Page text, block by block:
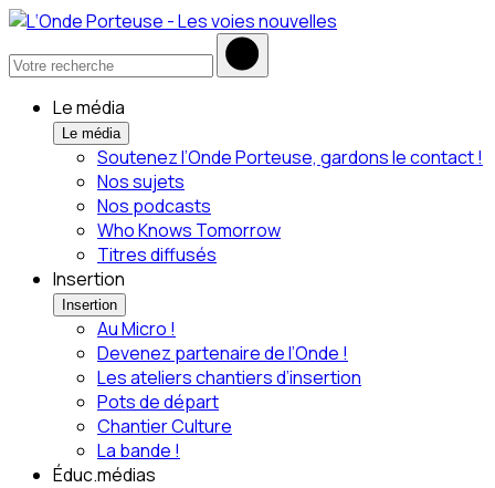
Le média
Le média
Soutenez l’Onde Porteuse, gardons le contact !
Nos sujets
Nos podcasts
Who Knows Tomorrow
Titres diffusés
Insertion
Insertion
Au Micro !
Devenez partenaire de l’Onde !
Les ateliers chantiers d’insertion
Pots de départ
Chantier Culture
La bande !
Éduc.médias